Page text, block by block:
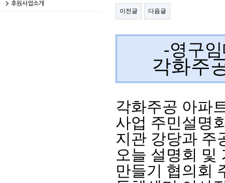
후원사업소개
이전글 다음글
-영구
각화주
각화주공 아파
사업 주민설명
지관 강당과 주
오늘 설명회 및
만들기 협의회